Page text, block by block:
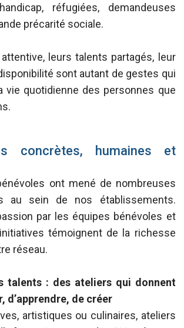
réfugiées, demandeuses
précarité sociale.
leurs talents partagés, leur
sont autant de gestes qui
vie quotidienne des personnes que
concrètes, humaines et
ont mené de nombreuses
au sein de nos établissements.
par les équipes bénévoles et
témoignent de la richesse
réseau.
talents : des ateliers qui donnent
d’apprendre, de créer
artistiques ou culinaires, ateliers